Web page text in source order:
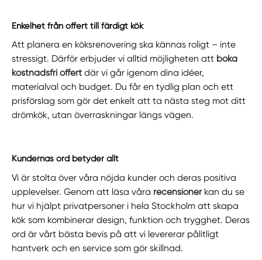
Enkelhet från offert till färdigt kök
Att planera en köksrenovering ska kännas roligt – inte
stressigt. Därför erbjuder vi alltid möjligheten att boka
kostnadsfri offert där vi går igenom dina idéer,
materialval och budget. Du får en tydlig plan och ett
prisförslag som gör det enkelt att ta nästa steg mot ditt
drömkök, utan överraskningar längs vägen.
Kundernas ord betyder allt
Vi är stolta över våra nöjda kunder och deras positiva
upplevelser. Genom att läsa våra recensionerkan du se
hur vi hjälpt privatpersoner i hela Stockholm att skapa
kök som kombinerar design, funktion och trygghet. Deras
ord är vårt bästa bevis på att vi levererar pålitligt
hantverk och en service som gör skillnad.